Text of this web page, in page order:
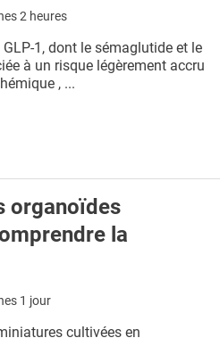
2 heures
1, dont le sémaglutide et le
à un risque légèrement accru
, ...
organoïdes
la
1 jour
cultivées en